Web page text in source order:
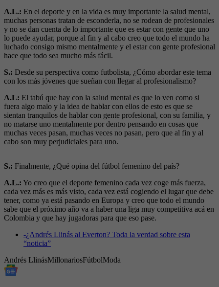
A.L.: En el deporte y en la vida es muy importante la salud mental,
muchas personas tratan de esconderla, no se rodean de profesionales
y no se dan cuenta de lo importante que es estar con gente que uno
lo puede ayudar, porque al fin y al cabo creo que todo el mundo ha
luchado consigo mismo mentalmente y el estar con gente profesional
hace que todo sea mucho más fácil.
S.: Desde su perspectiva como futbolista, ¿Cómo abordar este tema
con los más jóvenes que sueñan con llegar al profesionalismo?
A.L: El tabú que hay con la salud mental es que lo ven como si
fuera algo malo y la idea de hablar con ellos de esto es que se
sientan tranquilos de hablar con gente profesional, con su familia, y
no matarse uno mentalmente por dentro pensando en cosas que
muchas veces pasan, muchas veces no pasan, pero que al fin y al
cabo son muy perjudiciales para uno.
S.: Finalmente, ¿Qué opina del fútbol femenino del país?
A.L.: Yo creo que el deporte femenino cada vez coge más fuerza,
cada vez más es más visto, cada vez está cogiendo el lugar que debe
tener, como ya está pasando en Europa y creo que todo el mundo
sabe que el próximo año va a haber una liga muy competitiva acá en
Colombia y que hay jugadoras para que eso pase.
-¿Andrés Llinás al Everton? Toda la verdad sobre esta
“noticia”
Andrés LlinásMillonariosFútbolModa